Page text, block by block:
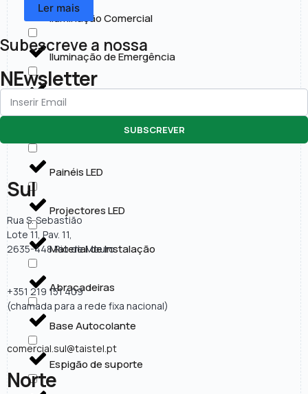
Iluminação Comercial
Iluminação de Emergência
Iluminação Exterior
Painéis LED
Projectores LED
Material de Instalação
Abraçadeiras
Base Autocolante
Espigão de suporte
Ler mais
Subescreve a nossa
NEwsletter
SUBSCREVER
Sul
Rua S. Sebastião
Lote 11, Pav. 11,
2635-448 Rio de Mouro
+351 219 151 409
(chamada para a rede fixa nacional)
comercial.sul@taistel.pt
Norte